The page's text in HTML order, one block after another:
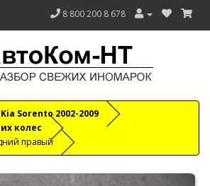
8 800 200 8 678
Kia Sorento 2002-2009
колес
правый